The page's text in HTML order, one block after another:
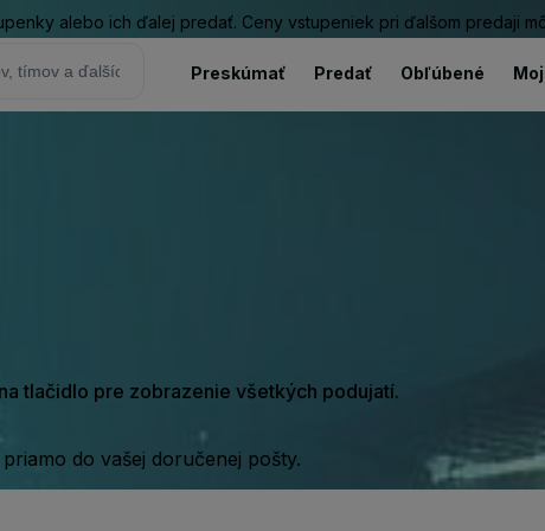
alebo ich ďalej predať. Ceny vstupeniek pri ďalšom predaji
Preskúmať Predať Obľúbené
tlačidlo pre zobrazenie všetkých podujatí.
do vašej doručenej pošty.